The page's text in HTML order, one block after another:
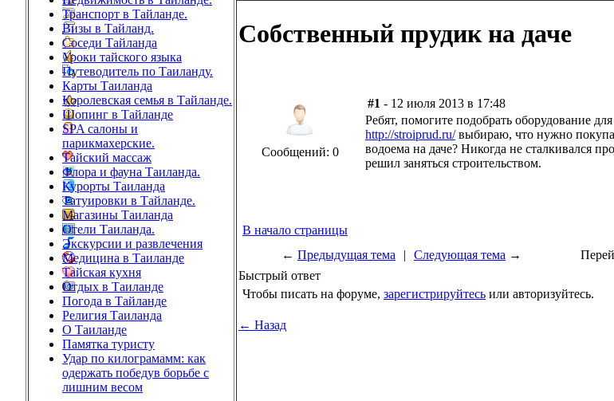
Транспорт в Тайланде.
Визы в Тайланд.
Соседи Тайланда
Уроки тайского языка
Путеводитель по Таиланду.
Карты Таиланда
Королевская семья в Тайланде.
Шопинг в Тайланде
SPA салоны и
парикмахерские.
Тайский массаж
Флора и фауна Таиланда.
Курорты Таиланда
Татуировки в Тайланде.
Магазины Таиланда
Отели Таиланда.
Экскурсии и развлечения
Медицина в Таиланде
Тайская кухня
Отдых в Таиланде
Погода в Тайланде
Религия Таиланда
О Таиланде
Памятка туристу
Удар по килограмамм: как
одержать победув борьбе с
лишним весом
Собственный прудик на даче
Сообщений: 0
#1 - 12 июля 2013 в 17:48
Ребят, помогите подобрать оборудование
http://stroiprud.ru/выбираю, что нужно
водоема на даче? Никогда не сталкивался
решил заняться строительством.
В начало страницы
← Предыдущая тема | Следующая тема →
Быстрый ответ
Чтобы писать на форуме, зарегистрируйтесь или авторизуйтесь.
← Назад